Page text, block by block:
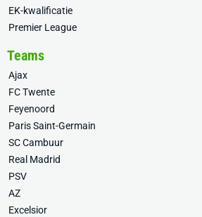
EK-kwalificatie
Premier League
Teams
Ajax
FC Twente
Feyenoord
Paris Saint-Germain
SC Cambuur
Real Madrid
PSV
AZ
Excelsior